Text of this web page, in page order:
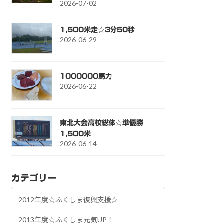
2026-07-02
1,500米走☆3分50秒
2026-06-29
1000000馬力
2026-06-22
東北大会高校総体☆準優勝
1,500米
2026-06-14
カテゴリー
2012年度☆ふくしま復興支援☆
2013年度☆ふくしま元気UP！